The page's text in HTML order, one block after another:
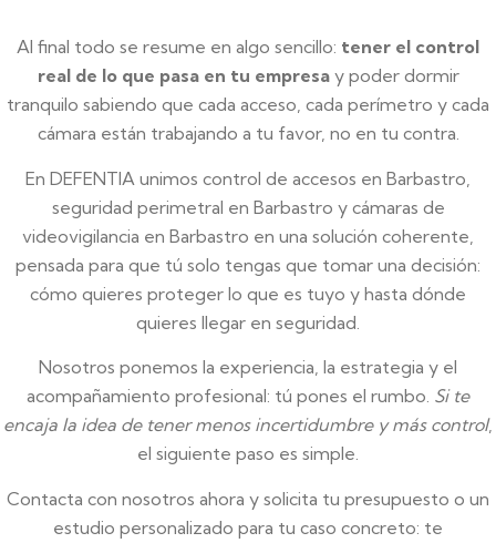
Al final todo se resume en algo sencillo: tener el control
real de lo que pasa en tu empresay poder dormir
tranquilo sabiendo que cada acceso, cada perímetro y cada
cámara están trabajando a tu favor, no en tu contra.
En DEFENTIA unimos control de accesos en Barbastro,
seguridad perimetral en Barbastro y cámaras de
videovigilancia en Barbastro en una solución coherente,
pensada para que tú solo tengas que tomar una decisión:
cómo quieres proteger lo que es tuyo y hasta dónde
quieres llegar en seguridad.
Nosotros ponemos la experiencia, la estrategia y el
acompañamiento profesional: tú pones el rumbo. Si te
encaja la idea de tener menos incertidumbre y más control,
el siguiente paso es simple.
Contacta con nosotros ahora y solicita tu presupuesto o un
estudio personalizado para tu caso concreto: te